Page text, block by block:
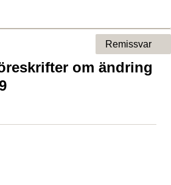
om ändring
Remissvar